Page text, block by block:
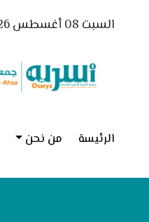
السبت 08 أغسطس 2026 / 25-صفر-1448
الرئيسة من نحن